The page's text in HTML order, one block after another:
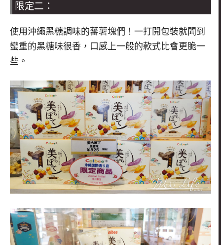
限定二：
使用沖繩黑糖調味的蕃薯塊們！一打開包裝就聞到
蠻重的黑糖味很香，口感上一般的款式比會更脆一
些。